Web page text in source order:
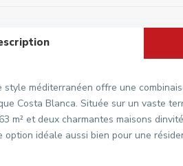
style méditerranéen offre une
Costa Blanca. Située sur un vaste
m² et deux charmantes maisons
idéale aussi bien pour une